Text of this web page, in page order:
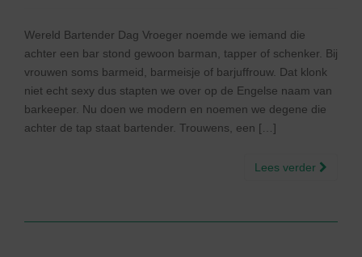
Wereld Bartender Dag Vroeger noemde we iemand die
achter een bar stond gewoon barman, tapper of schenker. Bij
vrouwen soms barmeid, barmeisje of barjuffrouw. Dat klonk
niet echt sexy dus stapten we over op de Engelse naam van
barkeeper. Nu doen we modern en noemen we degene die
achter de tap staat bartender. Trouwens, een […]
Lees verder